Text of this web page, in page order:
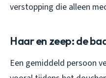
verstopping die alleen
Haar en zeep: de
Een gemiddeld persoon